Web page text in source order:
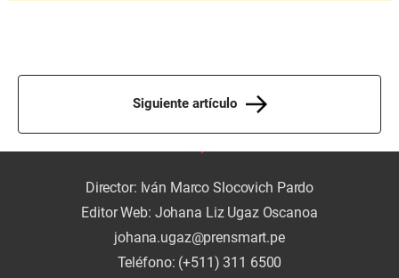
Siguiente artículo
Director: Iván Marco Slocovich Pardo
Editor Web: Johana Liz Ugaz Oscanoa
johana.ugaz@prensmart.pe
Teléfono: (+511) 311 6500